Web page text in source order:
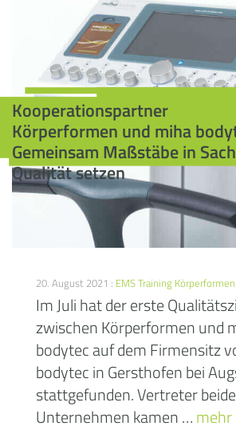
Kooperationspartner
Körperformen und miha
Gemeinsam Maßstäbe in
Qualität setzen
20. August 2021 : EMS Training Körperformen
Im Juli hat der erste
zwischen Körperformen und
bodytec auf dem Firmensitz
bodytec in Gersthofen bei
stattgefunden. Vertreter
Unternehmen kamen …mehr